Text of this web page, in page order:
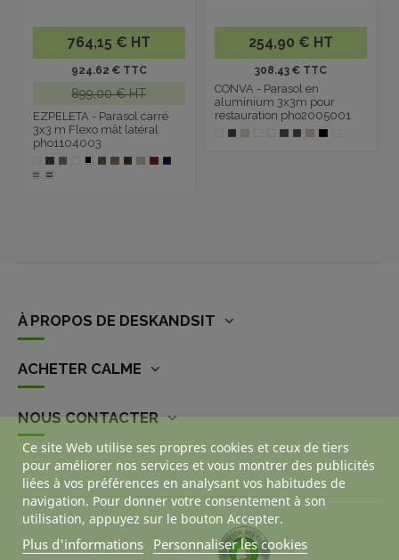
764,15 € HT
924.62 € TTC
899,00 € HT
EZPELETA - Parasol carré
3x3 m Flexo mât latéral
pho1104003
254,90 € HT
308.43 € TTC
CONVA - Parasol en
aluminium 3x3m pour
restauration pho2005001
À PROPOS DE DESKANDSIT
ACHETER CALME
NOUS CONTACTER
Ce site Web utilise ses propres cookies et ceux de tiers
pour améliorer nos services et vous montrer des publicités
liées à vos préférences en analysant vos habitudes de
navigation. Pour donner votre consentement à son
utilisation, appuyez sur le bouton Accepter.
Plus d'informations Personnaliser les cookies